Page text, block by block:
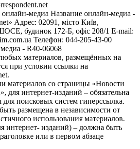
онлайн-медиа Название онлайн-медиа -
Адрес: 02091, місто Київ,
будинок 172-Б, офіс 208/1 E-mail:
Телефон: 044-205-43-00
- R40-06068
материалов, размещённых на
при условии ссылки на
материалов со страницы «Новости
для интернет-изданий – обязательна
для поисковых систем гиперссылка.
размещена в независимости от
использования материалов.
интернет- изданий) – должна быть
или в первом абзаце